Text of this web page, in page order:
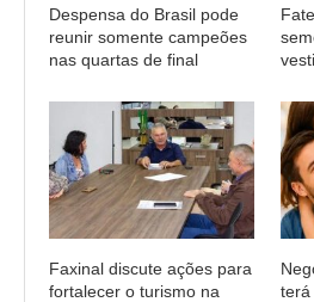
Despensa do Brasil pode
reunir somente campeões
nas quartas de final
Faxinal discute ações para
fortalecer o turismo na
terá